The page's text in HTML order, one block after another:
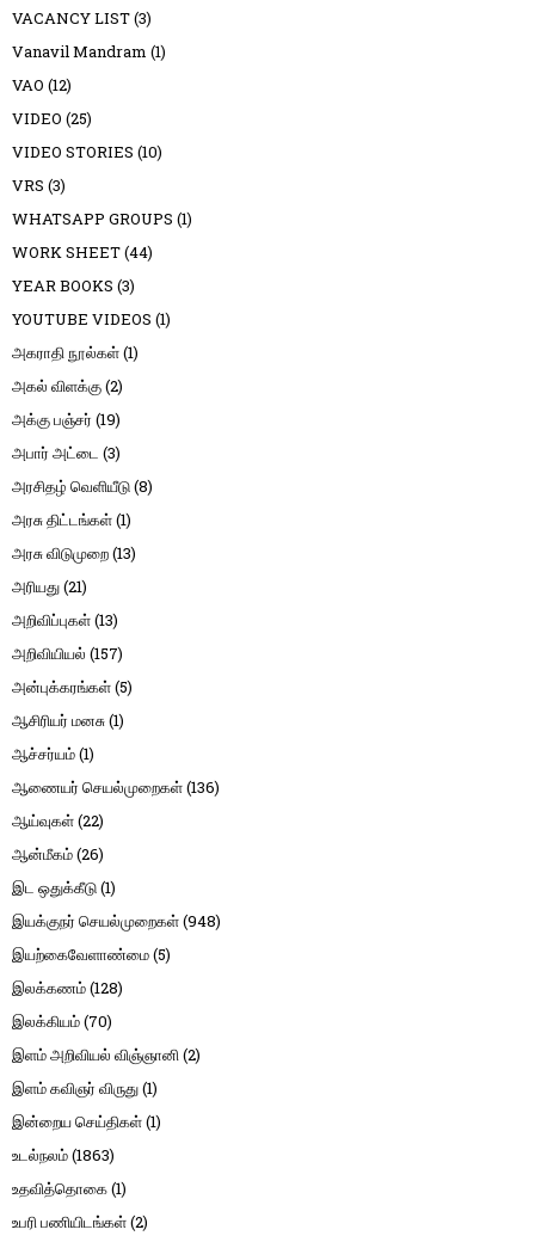
VACANCY LIST(3)
Vanavil Mandram (1)
VAO (12)
VIDEO (25)
VIDEO STORIES (10)
VRS (3)
WHATSAPP GROUPS (1)
WORK SHEET(44)
YEAR BOOKS (3)
YOUTUBE VIDEOS (1)
அகராதி நூல்கள்(1)
அகல் விளக்கு(2)
அக்கு பஞ்சர் (19)
அபார் அட்டை (3)
அரசிதழ் வெளியீடு(8)
அரசு திட்டங்கள்(1)
அரசு விடுமுறை(13)
அரியது(21)
அறிவிப்புகள்(13)
அறிவியியல் (157)
அன்புக்கரங்கள்(5)
ஆசிரியர் மனசு(1)
ஆச்சர்யம்(1)
ஆணையர் செயல்முறைகள்(136)
ஆய்வுகள்(22)
ஆன்மீகம்(26)
இட ஒதுக்கீடு(1)
இயக்குநர் செயல்முறைகள்(948)
இயற்கைவேளாண்மை(5)
இலக்கணம்(128)
இலக்கியம்(70)
இளம் அறிவியல் விஞ்ஞானி(2)
இளம் கவிஞர் விருது(1)
இன்றைய செய்திகள்(1)
உடல்நலம்(1863)
உதவித்தொகை(1)
உபரி பணியிடங்கள்(2)